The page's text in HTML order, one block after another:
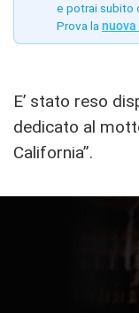
e potrai subito
Prova la
E’ stato reso
dedicato al
California”.